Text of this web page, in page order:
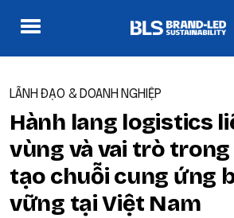
LÃNH ĐẠO & DOANH NGHIỆP
Hành lang logistics
vùng và vai trò
tạo chuỗi cung ứng
vững tại Việt Nam